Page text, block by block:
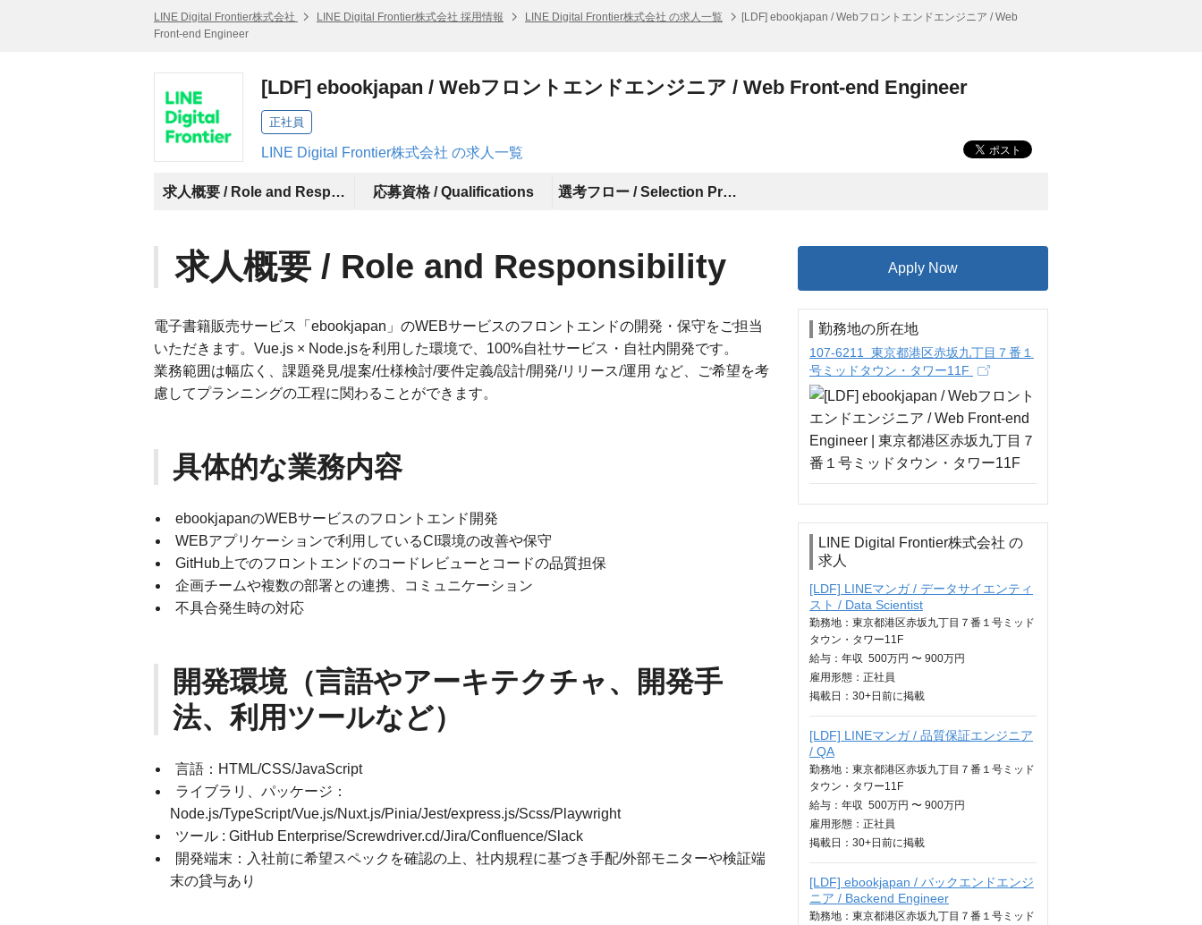
LINE Digital Frontier株式会社 LINE Digital Frontier株式会社 採用情報 LINE Digital Frontier株式会社 の求人一覧
[LDF] ebookjapan / Webフロントエンドエンジニア / Web
Front-end Engineer
[LDF] ebookjapan / Webフロントエンドエンジニア / Web Front-end Engineer
正社員
LINE Digital Frontier株式会社 の求人一覧
求人概要 / Role and Responsibility 応募資格 / Qualifications 選考フロー / Selection Process
求人概要 / Role and Responsibility
電子書籍販売サービス「ebookjapan」のWEBサービスのフロントエンドの開発・保守をご担当
いただきます。Vue.js × Node.jsを利用した環境で、100%自社サービス・自社内開発です。
業務範囲は幅広く、課題発見/提案/仕様検討/要件定義/設計/開発/リリース/運用 など、ご希望を考
慮してプランニングの工程に関わることができます。
具体的な業務内容
ebookjapanのWEBサービスのフロントエンド開発
WEBアプリケーションで利用しているCI環境の改善や保守
GitHub上でのフロントエンドのコードレビューとコードの品質担保
企画チームや複数の部署との連携、コミュニケーション
不具合発生時の対応
開発環境（言語やアーキテクチャ、開発手
法、利用ツールなど）
言語：HTML/CSS/JavaScript
ライブラリ、パッケージ：
Node.js/TypeScript/Vue.js/Nuxt.js/Pinia/Jest/express.js/Scss/Playwright
ツール : GitHub Enterprise/Screwdriver.cd/Jira/Confluence/Slack
開発端末：入社前に希望スペックを確認の上、社内規程に基づき手配/外部モニターや検証端
末の貸与あり
Apply Now
勤務地の所在地
107-6211 東京都港区赤坂九丁目７番１
号ミッドタウン・タワー11F
LINE Digital Frontier株式会社 の
求人
[LDF] LINEマンガ / データサイエンティ
スト / Data Scientist
勤務地：東京都港区赤坂九丁目７番１号ミッド
タウン・タワー11F
給与： 年収 500万円 〜 900万円
雇用形態：正社員
掲載日： 30+日 前に掲載
[LDF] LINEマンガ / 品質保証エンジニア
/ QA
勤務地：東京都港区赤坂九丁目７番１号ミッド
タウン・タワー11F
給与： 年収 500万円 〜 900万円
雇用形態：正社員
掲載日： 30+日 前に掲載
[LDF] ebookjapan / バックエンドエンジ
ニア / Backend Engineer
勤務地：東京都港区赤坂九丁目７番１号ミッド